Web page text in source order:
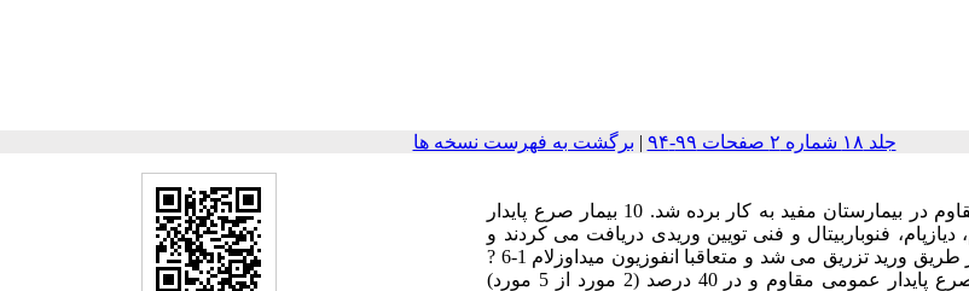
جلد ۱۸ شماره ۲ صفحات ۹۹-۹۴ | برگشت به فهرست نسخه ها
در طی یک سال، انفوزیون میدازولام برای درمان 15 کودک با صرع پایدار تشنجی مقاوم در بیمارستان مفید به کار برده شد. 10 بیمار صرع پایدار
دیازپام، فنوباربیتال و فنی تویین وریدی دریافت می کردند و
تشنجهایشان کنترل نشده بود. در ابتدا میدازولام به مقدار 0.15 ml/kgبصورت بولوز، از طریق ورید تزریق می شد و متعاقبا انفوزیون میداوزلام 1-6 ?
g/kg/minادامه یافت. با این روش تشنج در 90 درصد (9 مورد از 10 مورد) بیماران صرع پایدار عمومی مقاوم و در 40 درصد (2 مورد از 5 مورد)